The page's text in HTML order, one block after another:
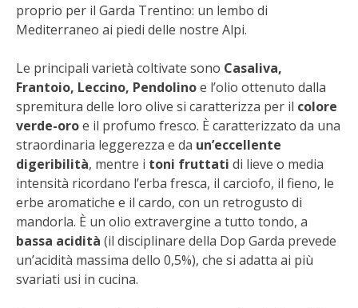
ORTO BIO – TECNICHE DI COLTIVAZIONE
TAP TRAP
IL MIO ORTO
ANIMALI UMANI E NON UMANI
IL MIO 2025
COLTIVARE L’OLIVO
proprio per il Garda Trentino: un lembo di
Mediterraneo ai piedi delle nostre Alpi.
Le principali varietà coltivate sono Casaliva,
Frantoio, Leccino, Pendolinoe l’olio ottenuto dalla
spremitura delle loro olive si caratterizza per il colore
verde-oroe il profumo fresco. È caratterizzato da una
straordinaria leggerezza e da un’eccellente
digeribilità, mentre i toni fruttati di lieve o media
intensità ricordano l’erba fresca, il carciofo, il fieno, le
erbe aromatiche e il cardo, con un retrogusto di
mandorla. È un olio extravergine a tutto tondo, a
bassa acidità (il disciplinare della Dop Garda prevede
un’acidità massima dello 0,5%), che si adatta ai più
svariati usi in cucina.